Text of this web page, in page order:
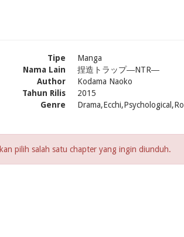
Tipe
Manga
Nama Lain
捏造トラップ―NTR―
Author
Kodama Naoko
Tahun Rilis
2015
Genre
pilih salah satu chapter yang ingin diunduh.